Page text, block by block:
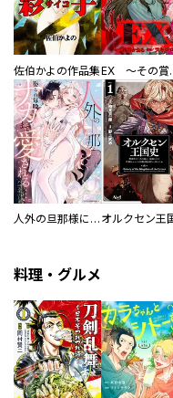
佐伯かよの作品集 EX ～その賞
人外の旦那様に娶られ毎晩ナカまで愛される…。アンソロジー
料理・グルメ